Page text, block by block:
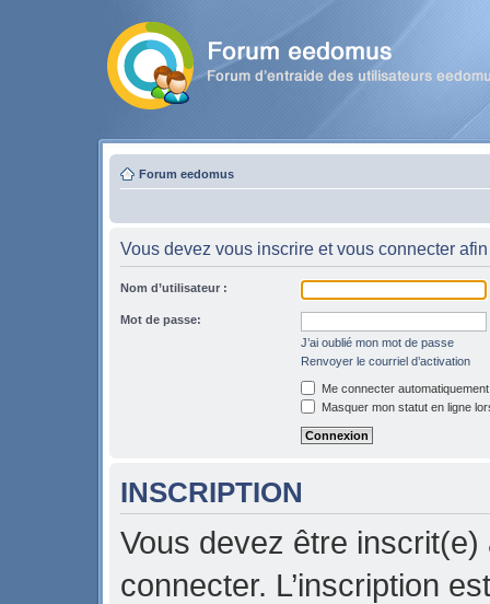
Forum eedomus
Vous devez vous inscrire et vous connecter
Nom d’utilisateur :
Mot de passe:
J’ai oublié mon mot de passe
Renvoyer le courriel d’activation
Me connecter
Masquer mon statut en ligne
INSCRIPTION
Vous devez être
connecter. L’inscription